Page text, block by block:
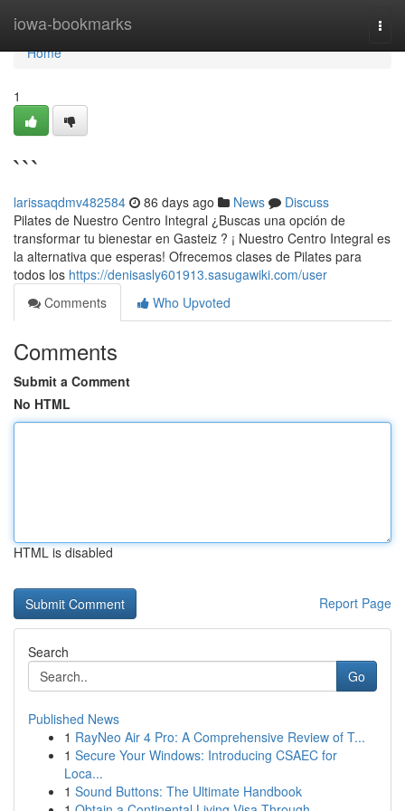
iowa-bookmarks
Home
Home
1
```
larissaqdmv482584 86 days ago News
Discuss
Pilates de Nuestro Centro Integral ¿Buscas una opción de
transformar tu bienestar en Gasteiz ? ¡ Nuestro Centro Integral es
la alternativa que esperas! Ofrecemos clases de Pilates para
todos los https://denisasly601913.sasugawiki.com/user
Comments
Who Upvoted
Comments
Submit a Comment
No HTML
HTML is disabled
Report Page
Search
Go
Published News
1 RayNeo Air 4 Pro: A Comprehensive Review of T...
1 Secure Your Windows: Introducing CSAEC for
Loca...
1 Sound Buttons: The Ultimate Handbook